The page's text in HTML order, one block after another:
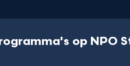
op NPO